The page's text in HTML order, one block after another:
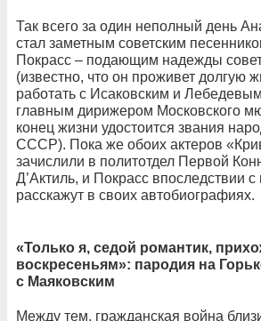
Так всего за один неполный день
стал заметным советским
Покрасс – подающим надежды
(известно, что он проживет долгую
работать с Исаковским и
главным дирижером Московского
конец жизни удостоится звания
СССР). Пока же обоих актеров
зачислили в политотдел Первой
Д’Актиль, и Покрасс впоследствии с
расскажут в своих автобиографиях.
«Только я, седой романтик,
воскресеньям»: пародия на
с Маяковским
Между тем, гражданская война